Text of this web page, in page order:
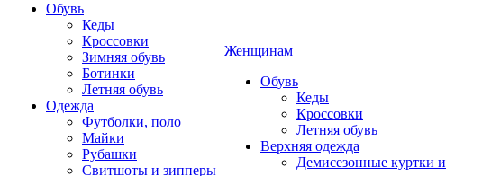
Обувь
Кеды
Кроссовки
Зимняя обувь
Ботинки
Летняя обувь
Одежда
Футболки, поло
Майки
Рубашки
Свитшоты и зипперы
Женщинам
Обувь
Кеды
Кроссовки
Летняя обувь
Верхняя одежда
Демисезонные куртки и